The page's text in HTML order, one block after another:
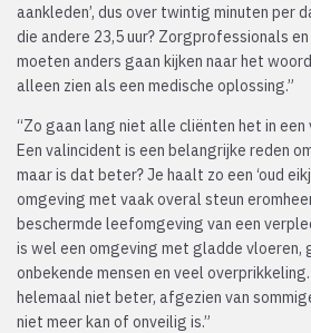
aankleden’, dus over twintig minuten per
die andere 23,5 uur? Zorgprofessionals
moeten anders gaan kijken naar het
alleen zien als een medische oplossing.”
“Zo gaan lang niet alle cliënten het in
Een valincident is een belangrijke reden
maar is dat beter? Je haalt zo een ‘oud
omgeving met vaak overal steun
beschermde leefomgeving van een
is wel een omgeving met gladde vloeren,
onbekende mensen en veel
helemaal niet beter, afgezien van
niet meer kan of onveilig is.”